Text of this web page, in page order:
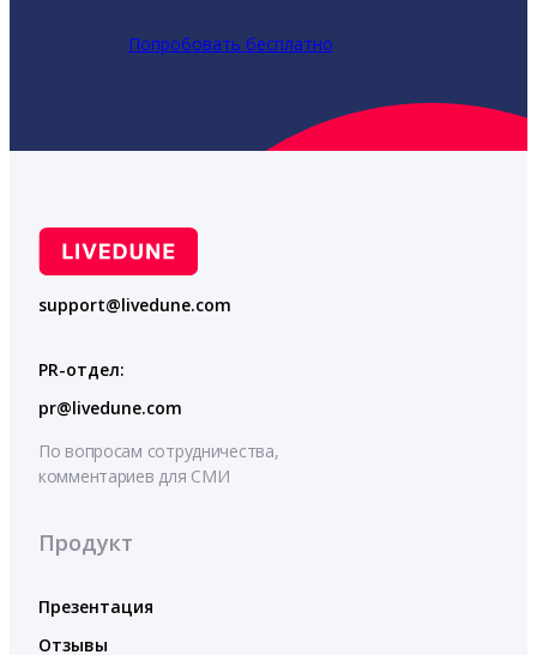
Попробовать бесплатно
support@livedune.com
PR-отдел:
pr@livedune.com
По вопросам сотрудничества,
комментариев для СМИ
Продукт
Презентация
Отзывы